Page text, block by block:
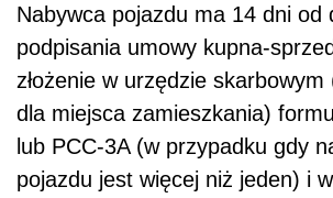
Nabywca pojazdu ma 14 dni od
podpisania umowy kupna-
złożenie w urzędzie skarbowym
dla miejsca zamieszkania)
lub PCC-3A (w przypadku gdy
pojazdu jest więcej niż jeden) i